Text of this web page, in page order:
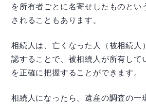
を所有者ごとに名寄せしたものとい
されることもあります。
相続人は、亡くなった人（被相続人
認することで、被相続人が所有して
を正確に把握することができます。
相続人になったら、遺産の調査の一